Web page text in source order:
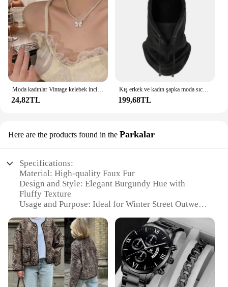
Moda kadınlar Vintage kelebek inci kolye kadın kolye yaka zincir Neckchain parti aksesuarları
24,82TL
Kış erkek ve kadın şapka moda sıcak şapka su geçirmez sıcak yün Balaclava şapka kapşonlu boyun sıcak yürüyüş eşarp
199,68TL
Here are the products found in the Parkalar
Specifications:
Material: High-quality Faux Fur
Design and Style: Elegant Burgundy Hue with
Fluffy Texture
Usage and Purpose: Ideal for Winter Street Outwear
Shape or Size: Loose Fit with Long Sleeves
Performance and Property: Warm and Comfortable
Features:
**Elegant Design and Timeless Style**
Embrace the chill of winter with the Fashion